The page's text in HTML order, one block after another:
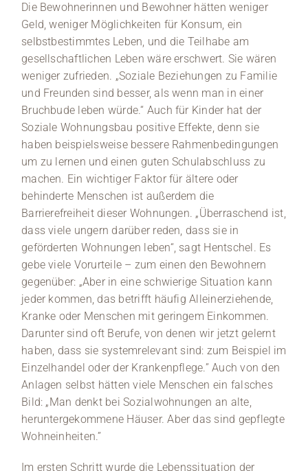
Die Bewohnerinnen und Bewohner hätten weniger
Geld, weniger Möglichkeiten für Konsum, ein
selbstbestimmtes Leben, und die Teilhabe am
gesellschaftlichen Leben wäre erschwert. Sie wären
weniger zufrieden. „Soziale Beziehungen zu Familie
und Freunden sind besser, als wenn man in einer
Bruchbude leben würde.“ Auch für Kinder hat der
Soziale Wohnungsbau positive Effekte, denn sie
haben beispielsweise bessere Rahmenbedingungen
um zu lernen und einen guten Schulabschluss zu
machen. Ein wichtiger Faktor für ältere oder
behinderte Menschen ist außerdem die
Barrierefreiheit dieser Wohnungen. „Überraschend ist,
dass viele ungern darüber reden, dass sie in
geförderten Wohnungen leben“, sagt Hentschel. Es
gebe viele Vorurteile – zum einen den Bewohnern
gegenüber: „Aber in eine schwierige Situation kann
jeder kommen, das betrifft häufig Alleinerziehende,
Kranke oder Menschen mit geringem Einkommen.
Darunter sind oft Berufe, von denen wir jetzt gelernt
haben, dass sie systemrelevant sind: zum Beispiel im
Einzelhandel oder der Krankenpflege.” Auch von den
Anlagen selbst hätten viele Menschen ein falsches
Bild: „Man denkt bei Sozialwohnungen an alte,
heruntergekommene Häuser. Aber das sind gepflegte
Wohneinheiten.”
Im ersten Schritt wurde die Lebenssituation der